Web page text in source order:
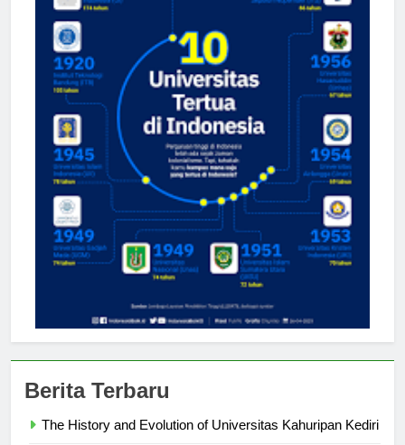
Berita Terbaru
The History and Evolution of Universitas Kahuripan Kediri